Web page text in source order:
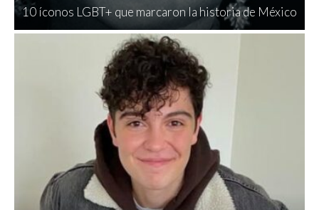
10 íconos LGBT+ que marcaron la historia de México